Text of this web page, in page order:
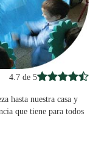
4.7 de 5
hasta nuestra casa y
que tiene para todos